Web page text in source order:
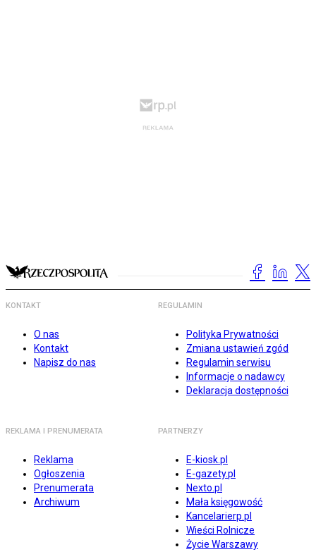
KONTAKT
O nas
Kontakt
Napisz do nas
REGULAMIN
Polityka Prywatności
Zmiana ustawień zgód
Regulamin serwisu
Informacje o nadawcy
Deklaracja dostępności
REKLAMA I PRENUMERATA
Reklama
Ogłoszenia
Prenumerata
Archiwum
PARTNERZY
E-kiosk.pl
E-gazety.pl
Nexto.pl
Mała księgowość
Kancelarierp.pl
Wieści Rolnicze
Życie Warszawy